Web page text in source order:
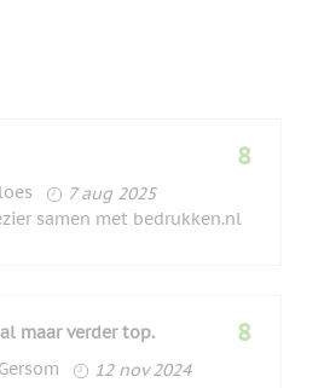
loes
7 augustus 2025
7 aug 2025
8
samen met bedrukken.nl
maar verder top.
Gersom
12 november 2024
12 nov 2024
8